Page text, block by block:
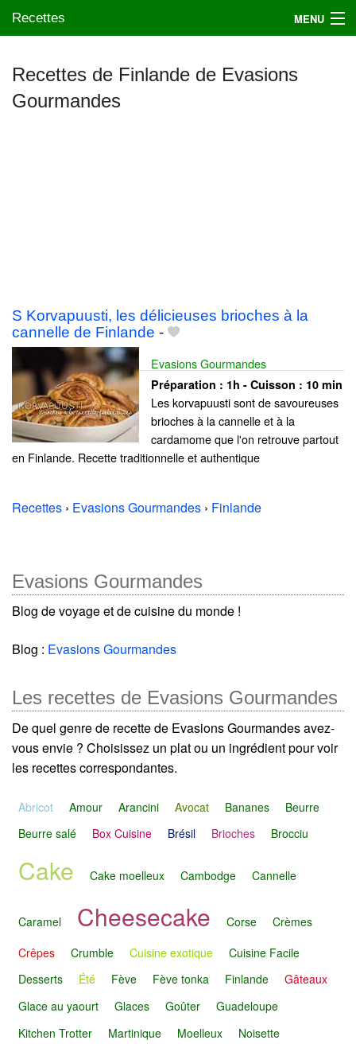
Recettes MENU
Mes blogs préférés
Recettes de Finlande de Evasions
Gourmandes
S Korvapuusti, les délicieuses brioches à la
cannelle de Finlande -
Evasions Gourmandes
Préparation : 1h - Cuisson : 10 min
Les korvapuusti sont de savoureuses
brioches à la cannelle et à la
cardamome que l'on retrouve partout
en Finlande. Recette traditionnelle et authentique
Recettes › Evasions Gourmandes › Finlande
Evasions Gourmandes
Blog de voyage et de cuisine du monde !
Blog : Evasions Gourmandes
Les recettes de Evasions Gourmandes
De quel genre de recette de Evasions Gourmandes avez-
vous envie ? Choisissez un plat ou un ingrédient pour voir
les recettes correspondantes.
Abricot Amour Arancini Avocat Bananes
Beurre
Beurre salé
Box Cuisine Brésil Brioches Brocciu
Cake Cake moelleux Cambodge Cannelle
Caramel Cheesecake Corse
Crèmes
Crêpes
Crumble Cuisine exotique
Cuisine Facile
Desserts
Été Fève Fève tonka Finlande
Gâteaux
Glace au yaourt
Glaces Goûter
Guadeloupe
Kitchen Trotter
Martinique Moelleux
Noisette